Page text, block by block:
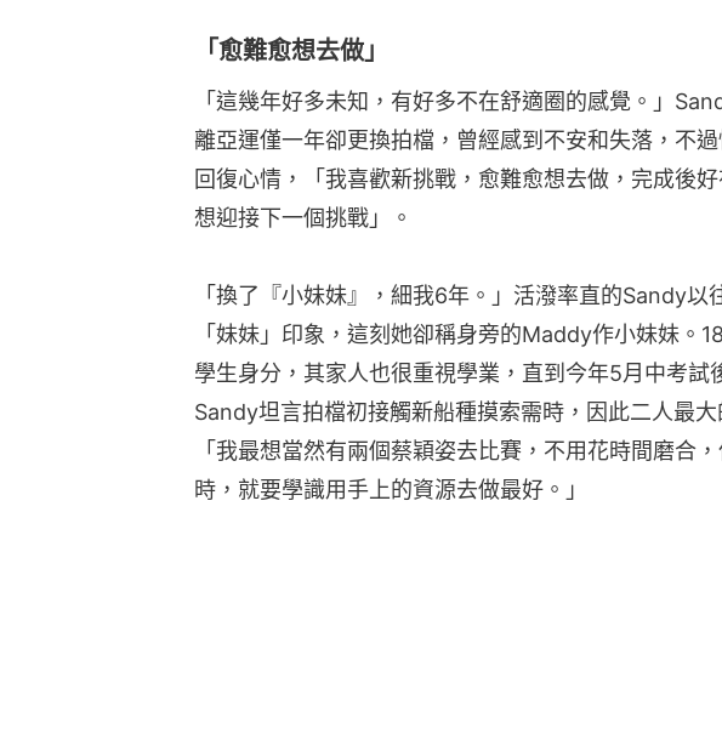
「愈難愈想去做」
「這幾年好多未知，有好多不在舒適圈的感覺。」
離亞運僅一年卻更換拍檔，曾經感到不安和失落，不
回復心情，「我喜歡新挑戰，愈難愈想去做，完成後
想迎接下一個挑戰」。
「換了『小妹妹』，細我6年。」活潑率直的Sandy以
「妹妹」印象，這刻她卻稱身旁的Maddy作小妹妹。
學生身分，其家人也很重視學業，直到今年5月中考試
Sandy坦言拍檔初接觸新船種摸索需時，因此二人最大
「我最想當然有兩個蔡穎姿去比賽，不用花時間磨合
時，就要學識用手上的資源去做最好。」